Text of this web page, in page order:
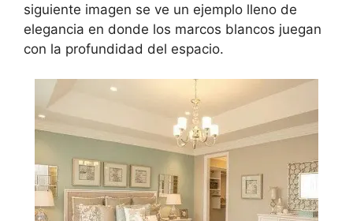
siguiente imagen se ve un ejemplo lleno de
elegancia en donde los marcos blancos juegan
con la profundidad del espacio.